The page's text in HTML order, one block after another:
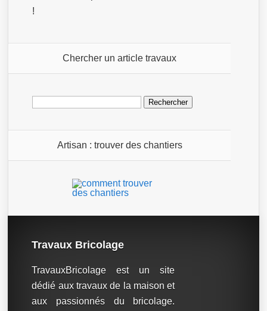
!
Chercher un article travaux
Rechercher :
Artisan : trouver des chantiers
Travaux Bricolage
TravauxBricolage est un site
dédié aux travaux de la maison et
aux passionnés du bricolage.